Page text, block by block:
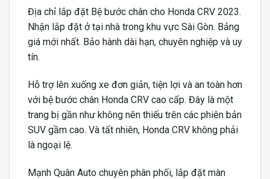
Địa chỉ lắp đặt Bệ bước chân cho Honda CRV 2023.
Nhận lắp đặt ở tại nhà trong khu vực Sài Gòn. Bảng
giá mới nhất. Bảo hành dài hạn, chuyên nghiệp và uy
tín.
Hỗ trợ lên xuống xe đơn giản, tiện lợi và an toàn hơn
với bệ bước chân Honda CRV cao cấp. Đây là một
trang bị gần như không nên thiếu trên các phiên bản
SUV gầm cao. Và tất nhiên, Honda CRV không phải
là ngoại lệ.
Mạnh Quân Auto chuyên phân phối, lắp đặt màn